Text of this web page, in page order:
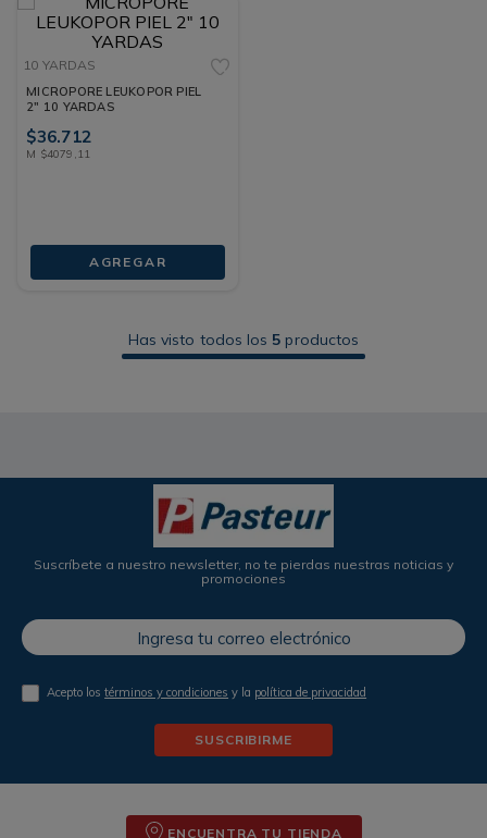
10 YARDAS
MICROPORE LEUKOPOR PIEL
2" 10 YARDAS
$36.712
M $4079 ,11
AGREGAR
Has visto todos los 5 productos
Suscríbete a nuestro newsletter, no te pierdas nuestras noticias y
promociones
Acepto lostérminos y condiciones y la política de privacidad
SUSCRIBIRME
ENCUENTRA TU TIENDA